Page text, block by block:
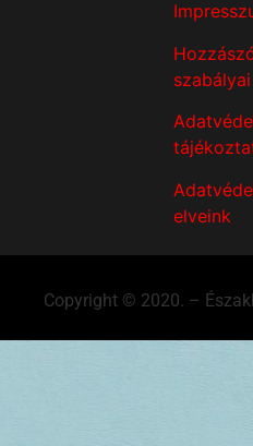
szabályai
elveink
Copyright © 2020. –